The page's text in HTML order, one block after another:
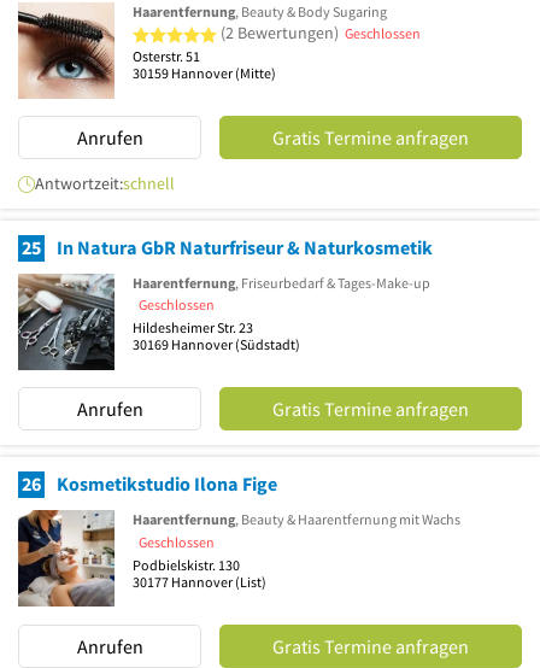
Haarentfernung, Beauty & Body Sugaring
5 von 5 Sternen
(2 Bewertungen) Geschlossen
Osterstr. 51
30159 Hannover(Mitte)
Anrufen Gratis Termine anfragen
Antwortzeit:schnell
25 In Natura GbR Naturfriseur & Naturkosmetik
Haarentfernung, Friseurbedarf & Tages-Make-up
Geschlossen
Hildesheimer Str. 23
30169 Hannover(Südstadt)
Anrufen Gratis Termine anfragen
26 Kosmetikstudio Ilona Fige
Haarentfernung, Beauty & Haarentfernung mit Wachs
Geschlossen
Podbielskistr. 130
30177 Hannover(List)
Anrufen Gratis Termine anfragen